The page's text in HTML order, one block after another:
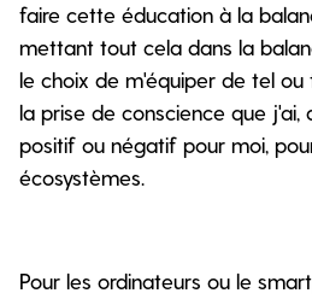
faire cette éducation à la
mettant tout cela dans la
le choix de m'équiper de tel
la prise de conscience que j'ai,
positif ou négatif pour moi,
écosystèmes.
Pour les ordinateurs ou le